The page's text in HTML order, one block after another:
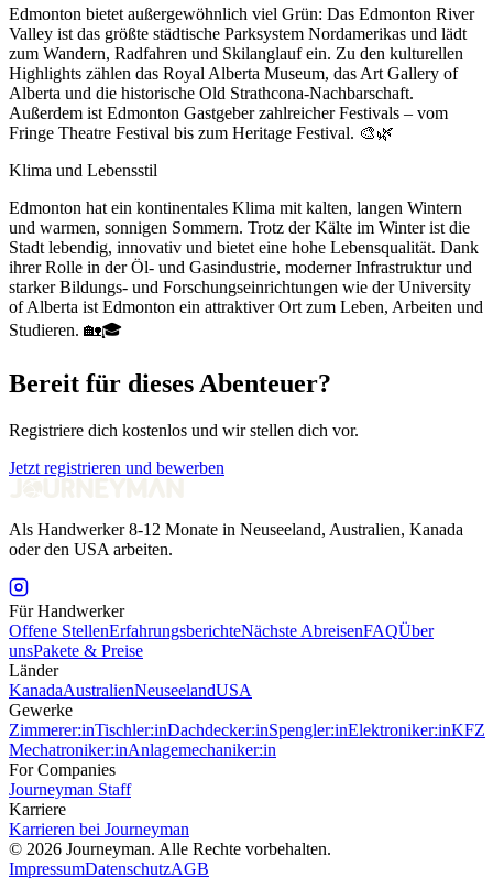
Edmonton bietet außergewöhnlich viel Grün: Das Edmonton River
Valley ist das größte städtische Parksystem Nordamerikas und lädt
zum Wandern, Radfahren und Skilanglauf ein. Zu den kulturellen
Highlights zählen das Royal Alberta Museum, das Art Gallery of
Alberta und die historische Old Strathcona-Nachbarschaft.
Außerdem ist Edmonton Gastgeber zahlreicher Festivals – vom
Fringe Theatre Festival bis zum Heritage Festival. 🎨🌿
Klima und Lebensstil
Edmonton hat ein kontinentales Klima mit kalten, langen Wintern
und warmen, sonnigen Sommern. Trotz der Kälte im Winter ist die
Stadt lebendig, innovativ und bietet eine hohe Lebensqualität. Dank
ihrer Rolle in der Öl- und Gasindustrie, moderner Infrastruktur und
starker Bildungs- und Forschungseinrichtungen wie der University
of Alberta ist Edmonton ein attraktiver Ort zum Leben, Arbeiten und
Studieren. 🏡🎓
Bereit für dieses Abenteuer?
Registriere dich kostenlos und wir stellen dich vor.
Jetzt registrieren und bewerben
Als Handwerker 8-12 Monate in Neuseeland, Australien, Kanada
oder den USA arbeiten.
Für Handwerker
Offene StellenErfahrungsberichteNächste AbreisenFAQÜber
unsPakete & Preise
Länder
KanadaAustralienNeuseelandUSA
Gewerke
Zimmerer:inTischler:inDachdecker:inSpengler:inElektroniker:inKFZ
Mechatroniker:inAnlagemechaniker:in
For Companies
Journeyman Staff
Karriere
Karrieren bei Journeyman
© 2026 Journeyman. Alle Rechte vorbehalten.
ImpressumDatenschutzAGB